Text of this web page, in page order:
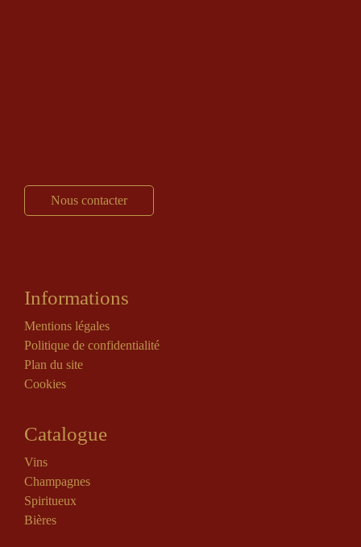
Nous contacter
Informations
Mentions légales
Politique de confidentialité
Plan du site
Cookies
Catalogue
Vins
Champagnes
Spiritueux
Bières